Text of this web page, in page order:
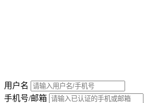
用户名
手机号/邮箱